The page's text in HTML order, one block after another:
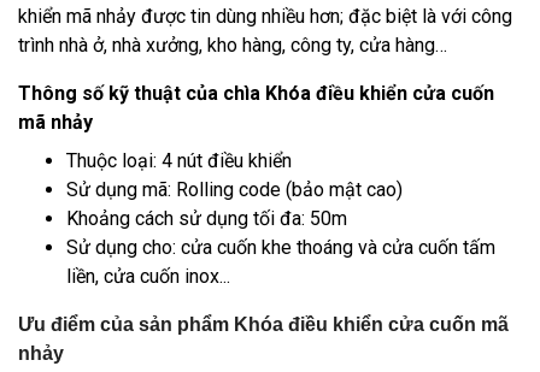
khiển mã nhảy được tin dùng nhiều hơn; đặc biệt là với công
trình nhà ở, nhà xưởng, kho hàng, công ty, cửa hàng…
Thông số kỹ thuật của chìa Khóa điều khiển cửa cuốn
mã nhảy
Thuộc loại: 4 nút điều khiển
Sử dụng mã: Rolling code (bảo mật cao)
Khoảng cách sử dụng tối đa: 50m
Sử dụng cho: cửa cuốn khe thoáng và cửa cuốn tấm
liền, cửa cuốn inox...
Ưu điểm của sản phẩm Khóa điều khiển cửa cuốn mã
nhảy